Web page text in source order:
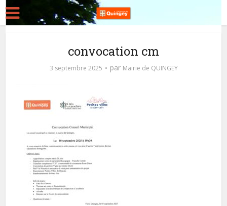
convocation cm
3 septembre 2025 par Mairie de QUINGEY